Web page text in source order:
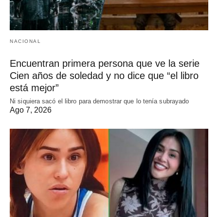
NACIONAL
Encuentran primera persona que ve la serie
Cien años de soledad y no dice que “el libro
está mejor”
Ni siquiera sacó el libro para demostrar que lo tenía subrayado
Ago 7, 2026